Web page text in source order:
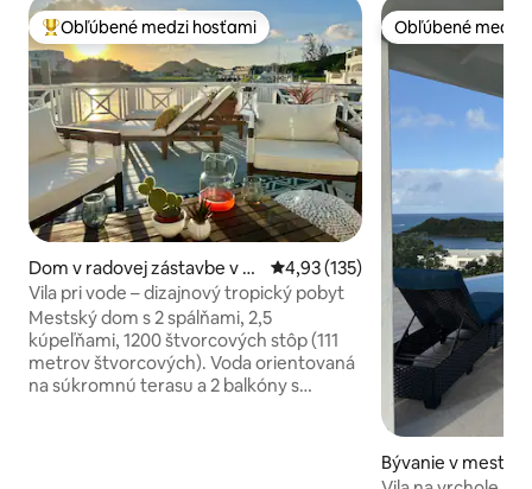
Najobľúbenejšie medzi hosťami
Obľúbené medzi hosťami
Dom v radovej zástavbe v m
este Jolly Harbour
Priemerné ohodnotenie 4,93 z
4,93 (135)
Vila pri vode – dizajnový tropický pobyt
Mestský dom s 2 spálňami, 2,5
kúpeľňami, 1200 štvorcových stôp (111
metrov štvorcových). Voda orientovaná
na súkromnú terasu a 2 balkóny s
Obľúbené medzi
Obľúbené medzi
Bývanie v meste